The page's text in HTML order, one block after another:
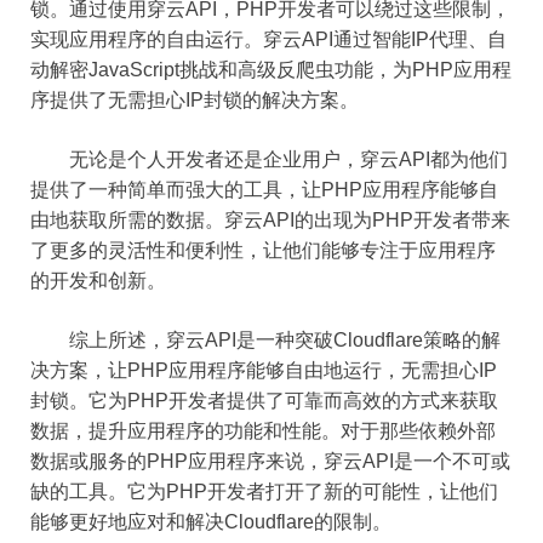
锁。通过使用穿云API，PHP开发者可以绕过这些限制，
实现应用程序的自由运行。穿云API通过智能IP代理、自
动解密JavaScript挑战和高级反爬虫功能，为PHP应用程
序提供了无需担心IP封锁的解决方案。
无论是个人开发者还是企业用户，穿云API都为他们
提供了一种简单而强大的工具，让PHP应用程序能够自
由地获取所需的数据。穿云API的出现为PHP开发者带来
了更多的灵活性和便利性，让他们能够专注于应用程序
的开发和创新。
综上所述，穿云API是一种突破Cloudflare策略的解
决方案，让PHP应用程序能够自由地运行，无需担心IP
封锁。它为PHP开发者提供了可靠而高效的方式来获取
数据，提升应用程序的功能和性能。对于那些依赖外部
数据或服务的PHP应用程序来说，穿云API是一个不可或
缺的工具。它为PHP开发者打开了新的可能性，让他们
能够更好地应对和解决Cloudflare的限制。